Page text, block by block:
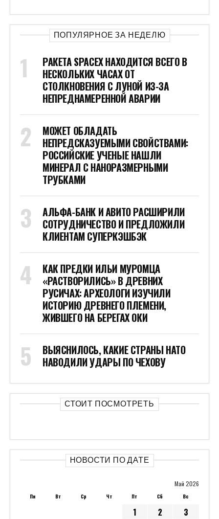
ПОПУЛЯРНОЕ ЗА НЕДЕЛЮ
РАКЕТА SPACEX НАХОДИТСЯ ВСЕГО В
НЕСКОЛЬКИХ ЧАСАХ ОТ
СТОЛКНОВЕНИЯ С ЛУНОЙ ИЗ-ЗА
НЕПРЕДНАМЕРЕННОЙ АВАРИИ
МОЖЕТ ОБЛАДАТЬ
НЕПРЕДСКАЗУЕМЫМИ СВОЙСТВАМИ:
РОССИЙСКИЕ УЧЕНЫЕ НАШЛИ
МИНЕРАЛ С НАНОРАЗМЕРНЫМИ
ТРУБКАМИ
АЛЬФА-БАНК И АВИТО РАСШИРИЛИ
СОТРУДНИЧЕСТВО И ПРЕДЛОЖИЛИ
КЛИЕНТАМ СУПЕРКЭШБЭК
КАК ПРЕДКИ ИЛЬИ МУРОМЦА
«РАСТВОРИЛИСЬ» В ДРЕВНИХ
РУСИЧАХ: АРХЕОЛОГИ ИЗУЧИЛИ
ИСТОРИЮ ДРЕВНЕГО ПЛЕМЕНИ,
ЖИВШЕГО НА БЕРЕГАХ ОКИ
ВЫЯСНИЛОСЬ, КАКИЕ СТРАНЫ НАТО
НАВОДИЛИ УДАРЫ ПО ЧЕХОВУ
СТОИТ ПОСМОТРЕТЬ
НОВОСТИ ПО ДАТЕ
Май 2026
Пн Вт Ср Чт Пт Сб Вс
1 2
3